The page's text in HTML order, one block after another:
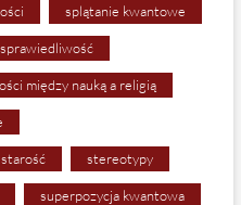
splątanie kwantowe
sprawiedliwość
między nauką a religią
starość stereotypy
superpozycja kwantowa